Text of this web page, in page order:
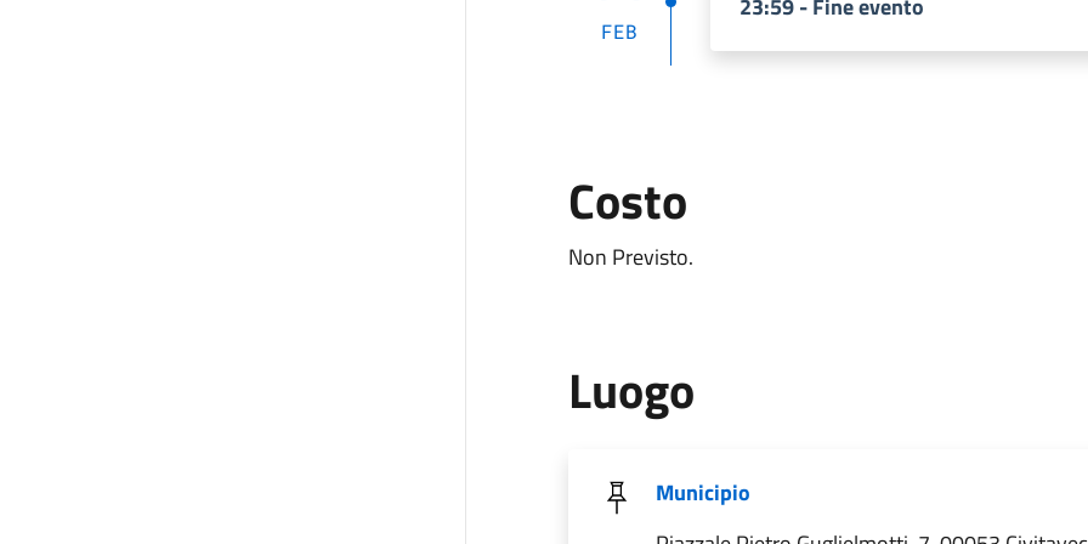
FEB
23:59 - Fine evento
Costo
Non Previsto.
Luogo
Municipio